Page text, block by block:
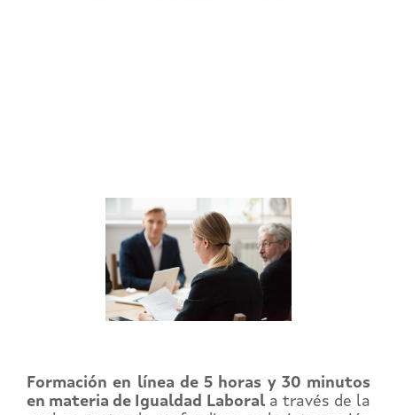
Formación en línea de 5 horas y 30 minutos
en materia de Igualdad Laborala través de la